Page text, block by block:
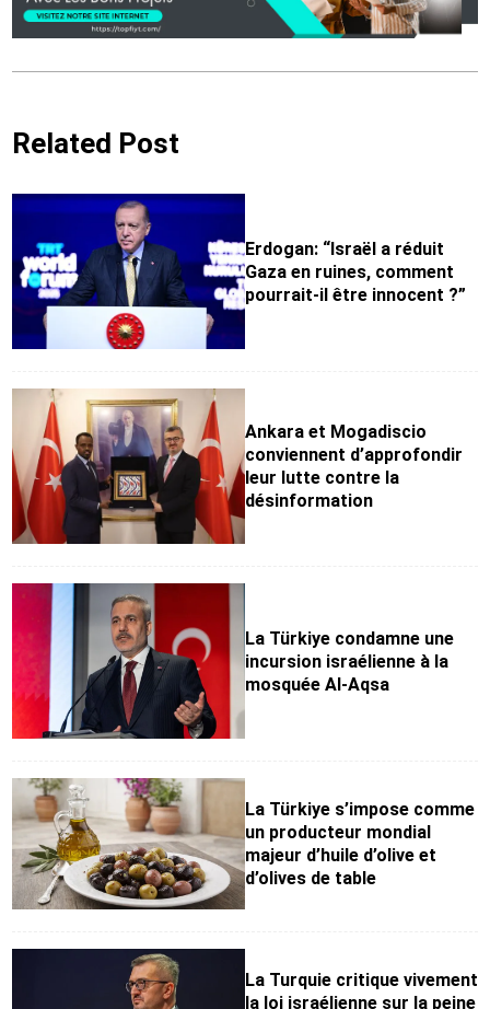
Related Post
Erdogan: “Israël a réduit
Gaza en ruines, comment
pourrait-il être innocent ?”
Ankara et Mogadiscio
conviennent d’approfondir
leur lutte contre la
désinformation
La Türkiye condamne une
incursion israélienne à la
mosquée Al-Aqsa
La Türkiye s’impose comme
un producteur mondial
majeur d’huile d’olive et
d’olives de table
La Turquie critique vivement
la loi israélienne sur la peine